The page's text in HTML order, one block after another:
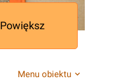
Powiększ
Menu obiektu